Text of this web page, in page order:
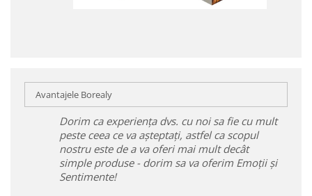
Avantajele Borealy
Dorim ca experiența dvs. cu noi sa fie cu mult
peste ceea ce va așteptați, astfel ca scopul
nostru este de a va oferi mai mult decât
simple produse - dorim sa va oferim Emoții și
Sentimente!